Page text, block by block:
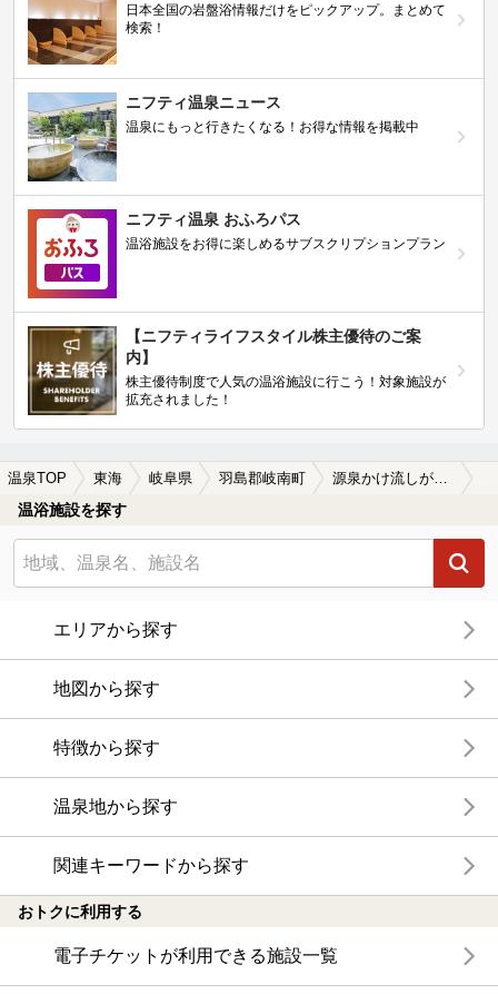
日本全国の岩盤浴情報だけをピックアップ。まとめて
検索！
ニフティ温泉ニュース
温泉にもっと行きたくなる！お得な情報を掲載中
ニフティ温泉 おふろパス
温浴施設をお得に楽しめるサブスクリプションプラン
【ニフティライフスタイル株主優待のご案
内】
株主優待制度で人気の温浴施設に行こう！対象施設が
拡充されました！
温泉TOP 東海 岐阜県 羽島郡岐南町
温浴施設を探す
エリアから探す
地図から探す
特徴から探す
温泉地から探す
関連キーワードから探す
おトクに利用する
電子チケットが利用できる施設一覧